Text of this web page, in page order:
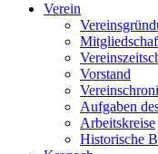
Verein
Vorstand
Aufgaben
Arbeitskreise
Historische